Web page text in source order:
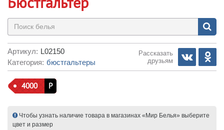
Артикул: L02150
Категория: бюстгальтеры
Рассказать
друзьям
4000 Р
Чтобы узнать наличие товара в магазинах «Мир Белья» выберите
цвет и размер